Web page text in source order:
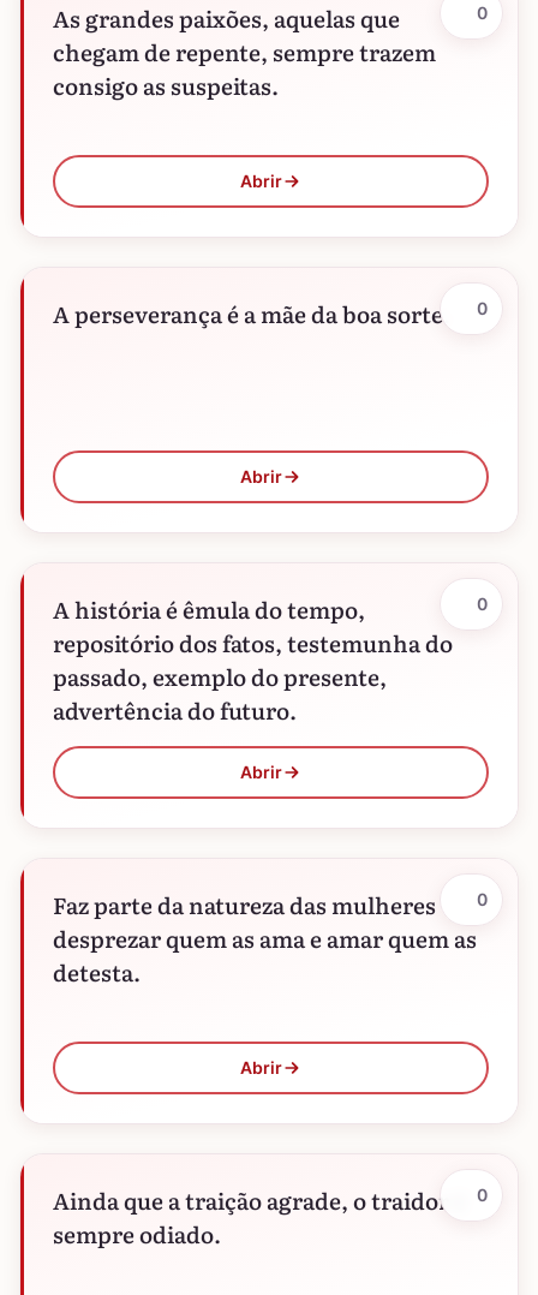
As grandes paixões, aquelas que
chegam de repente, sempre trazem
consigo as suspeitas.
Abrir
0
A perseverança é a mãe da boa sorte.
Abrir
0
A história é êmula do tempo,
repositório dos fatos, testemunha do
passado, exemplo do presente,
advertência do futuro.
Abrir
0
Faz parte da natureza das mulheres
desprezar quem as ama e amar quem as
detesta.
Abrir
0
Ainda que a traição agrade, o traidor é
sempre odiado.
0